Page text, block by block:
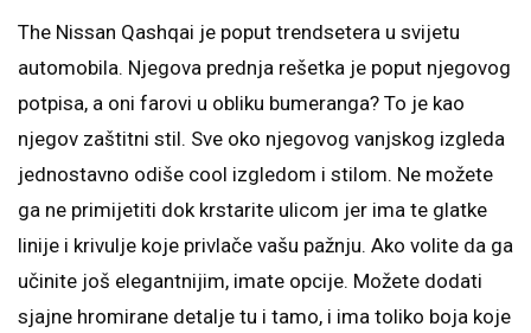
The Nissan Qashqai je poput trendsetera u svijetu
automobila. Njegova prednja rešetka je poput njegovog
potpisa, a oni farovi u obliku bumeranga? To je kao
njegov zaštitni stil. Sve oko njegovog vanjskog izgleda
jednostavno odiše cool izgledom i stilom. Ne možete
ga ne primijetiti dok krstarite ulicom jer ima te glatke
linije i krivulje koje privlače vašu pažnju. Ako volite da ga
učinite još elegantnijim, imate opcije. Možete dodati
sjajne hromirane detalje tu i tamo, i ima toliko boja koje